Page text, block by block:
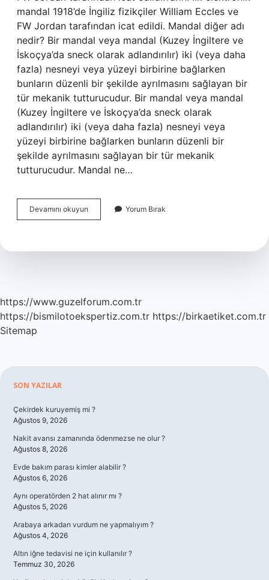
mandal 1918’de İngiliz fizikçiler William Eccles ve
FW Jordan tarafından icat edildi. Mandal diğer adı
nedir? Bir mandal veya mandal (Kuzey İngiltere ve
İskoçya’da sneck olarak adlandırılır) iki (veya daha
fazla) nesneyi veya yüzeyi birbirine bağlarken
bunların düzenli bir şekilde ayrılmasını sağlayan bir
tür mekanik tutturucudur. Bir mandal veya mandal
(Kuzey İngiltere ve İskoçya’da sneck olarak
adlandırılır) iki (veya daha fazla) nesneyi veya
yüzeyi birbirine bağlarken bunların düzenli bir
şekilde ayrılmasını sağlayan bir tür mekanik
tutturucudur. Mandal ne…
Devamını okuyun
Kaç
Edildi
Yorum Bırak
https://www.guzelforum.com.tr
https://bismilotoekspertiz.com.tr https://birkaetiket.com.tr
Sitemap
Sidebar
SON YAZILAR
Çekirdek kuruyemiş mi ?
Ağustos 9, 2026
Nakit avansı zamanında ödenmezse ne olur ?
Ağustos 8, 2026
Evde bakım parası kimler alabilir ?
Ağustos 6, 2026
Aynı operatörden 2 hat alınır mı ?
Ağustos 5, 2026
Arabaya arkadan vurdum ne yapmalıyım ?
Ağustos 4, 2026
Altın iğne tedavisi ne için kullanılır ?
Temmuz 30, 2026